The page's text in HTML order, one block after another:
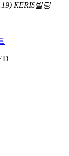
KERIS빌딩